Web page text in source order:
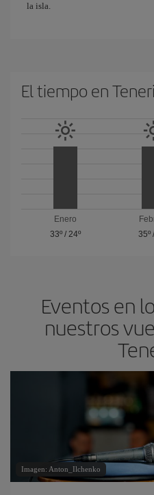
la isla.
El tiempo en
Enero
33º/ 24º
35º/
Eventos en
nuestros
Imagen: Anton_Ilchenko